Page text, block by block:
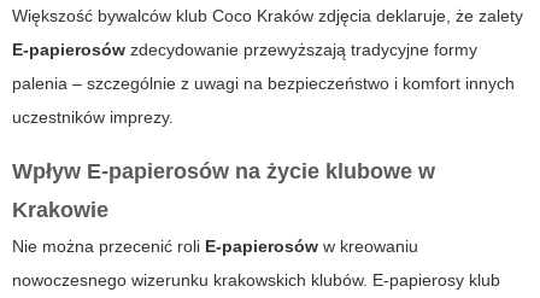
Większość bywalców klub Coco Kraków zdjęcia deklaruje, że zalety
E-papierosów zdecydowanie przewyższają tradycyjne formy
palenia – szczególnie z uwagi na bezpieczeństwo i komfort innych
uczestników imprezy.
Wpływ E-papierosów na życie klubowe w
Krakowie
Nie można przecenić roli E-papierosów w kreowaniu
nowoczesnego wizerunku krakowskich klubów. E-papierosy klub